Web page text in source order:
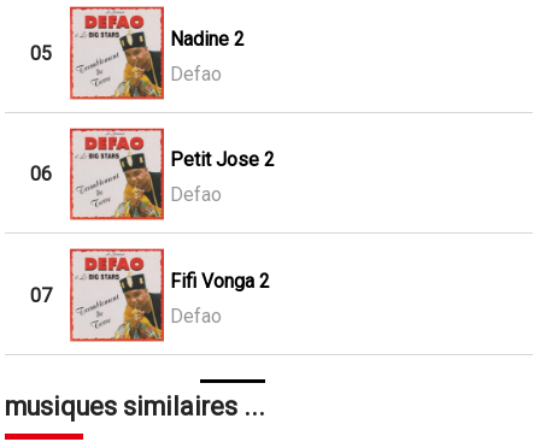
05
Nadine 2
Defao
06
Petit Jose 2
Defao
07
Fifi Vonga 2
Defao
musiques similaires ...